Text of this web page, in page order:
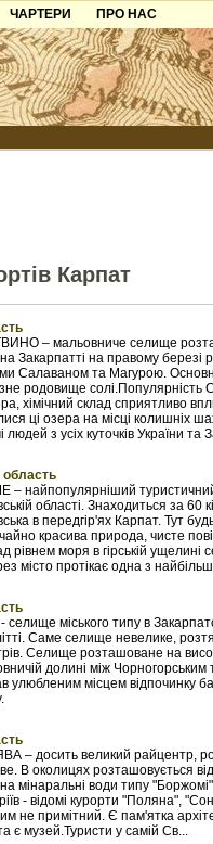
ЧАРТЕРИ
ПРО НАС
Контакти
Партнерам
Додати готель
Карпат
– мальовниче селище
Закарпатті на правому березі
Салаваном та Магурою.
родовище солі.Популярність
хімічний склад сприятливо
ці озера на місці колишніх
з усіх куточків України та
область
– найпопулярніший
області. Знаходиться за 60
в передгір'ях Карпат. Тут
красива природа, чисте
рівнем моря в гірській ущелині
місто протікає одна з
міського типу в
Саме селище невелике,
Селище розташоване на
долині між
улюбленим місцем відпочинку
– досить великий райцентр,
В околицях розташовується
мінаральні води типу
- відомі курорти "Поляна",
не примітний. Є пам'ятка
є музей.Туристи у самій Св...